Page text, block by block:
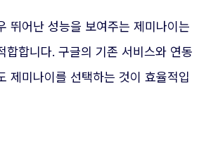
뛰어난 성능을 보여주는 제미나이는
합합니다. 구글의 기존 서비스와 연동
제미나이를 선택하는 것이 효율적입